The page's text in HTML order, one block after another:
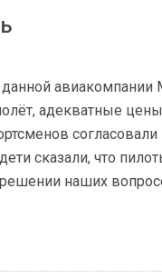
данной
адекватные
сказали, что
наших